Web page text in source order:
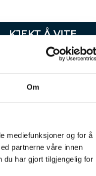
Om
mediefunksjoner og for å
partnerne våre innen
du har gjort tilgjengelig for
KJEKT Å VITE
STED
Bodø